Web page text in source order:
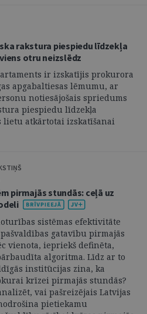
rakstura piespiedu līdzekļa
otru neizslēdz
ir izskatījis prokurora
apgabaltiesas lēmumu, ar
notiesājošais spriedums
piespiedu līdzekļa
lietu atkārtotai izskatīšanai
pirmajās stundās: ceļā uz
sistēmas efektivitāte
gatavību pirmajās
vienota, iepriekš definēta,
algoritma. Līdz ar to
institūcijas zina, ka
krīzei pirmajās stundās?
vai pašreizējais Latvijas
pietiekamu